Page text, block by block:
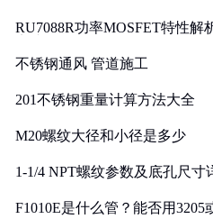
RU7088R功率MOSFET特性解
不锈钢通风 管道施工
201不锈钢重量计算方法大全
M20螺纹大径和小径是多少
1-1/4 NPT螺纹参数及底孔尺寸
F1010E是什么管？能否用3205